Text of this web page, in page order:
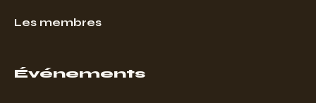
Les membres
Événements